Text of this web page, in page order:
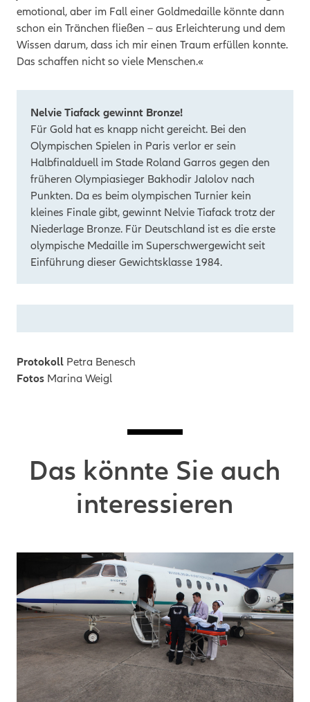
emotional, aber im Fall einer Goldmedaille könnte dann
schon ein Tränchen fließen – aus Erleichterung und dem
Wissen darum, dass ich mir einen Traum erfüllen konnte.
Das schaffen nicht so viele Menschen.«
Nelvie Tiafack gewinnt Bronze!
Für Gold hat es knapp nicht gereicht. Bei den
Olympischen Spielen in Paris verlor er sein
Halbfinalduell im Stade Roland Garros gegen den
früheren Olympiasieger Bakhodir Jalolov nach
Punkten. Da es beim olympischen Turnier kein
kleines Finale gibt, gewinnt Nelvie Tiafack trotz der
Niederlage Bronze. Für Deutschland ist es die erste
olympische Medaille im Superschwergewicht seit
Einführung dieser Gewichtsklasse 1984.
Protokoll Petra Benesch
Fotos Marina Weigl
Das könnte Sie auch
interessieren